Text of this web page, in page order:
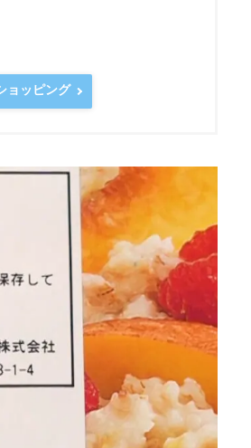
ョッピング